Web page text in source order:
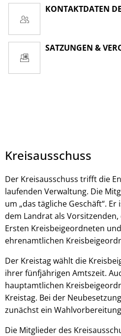
KONTAKTDATEN
SATZUNGEN &
Kreisausschuss
Der Kreisausschuss trifft die
laufenden Verwaltung. Die
um „das tägliche Geschäft“.
dem Landrat als
Ersten Kreisbeigeordneten
ehrenamtlichen
Der Kreistag wählt die
ihrer fünfjährigen Amtszeit.
hauptamtlichen
Kreistag. Bei der
zunächst ein
Die Mitglieder des